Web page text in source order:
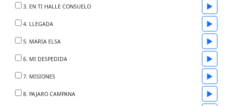
3. EN TI HALLE CONSUELO ▶
4. LLEGADA ▶
5. MARIA ELSA ▶
6. MI DESPEDIDA ▶
7. MISIONES ▶
8. PAJARO CAMPANA ▶